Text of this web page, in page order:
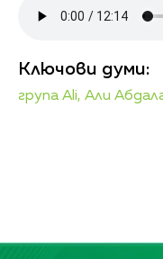
Ключови думи:
група Ali, Али